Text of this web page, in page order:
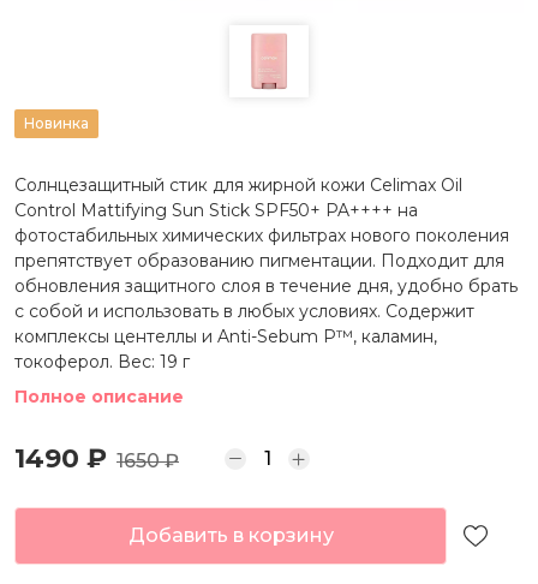
Новинка
Солнцезащитный стик для жирной кожи Celimax Oil
Control Mattifying Sun Stick SPF50+ PA++++ на
фотостабильных химических фильтрах нового поколения
препятствует образованию пигментации. Подходит для
обновления защитного слоя в течение дня, удобно брать
с собой и использовать в любых условиях. Содержит
комплексы центеллы и Anti-Sebum P™, каламин,
токоферол. Вес: 19 г
Полное описание
1490 ₽ 1650 ₽
Добавить в корзину